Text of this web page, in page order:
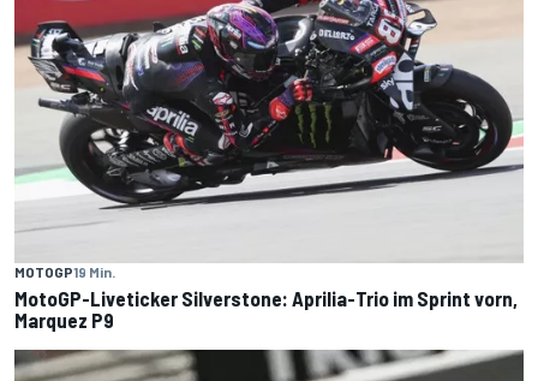
MOTOGP19 Min.
MotoGP-Liveticker Silverstone: Aprilia-Trio im Sprint vorn,
Marquez P9